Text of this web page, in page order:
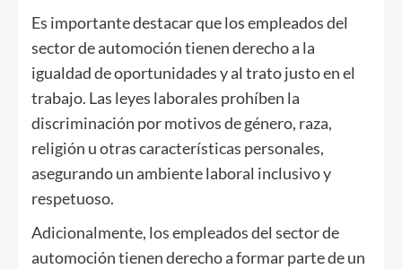
Es importante destacar que los empleados del
sector de automoción tienen derecho a la
igualdad de oportunidades y al trato justo en el
trabajo. Las leyes laborales prohíben la
discriminación por motivos de género, raza,
religión u otras características personales,
asegurando un ambiente laboral inclusivo y
respetuoso.
Adicionalmente, los empleados del sector de
automoción tienen derecho a formar parte de un